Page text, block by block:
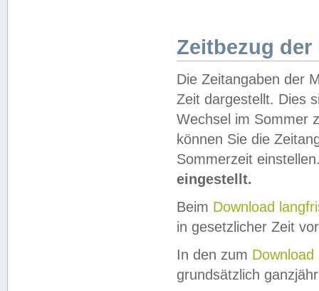
Zeitbezug der
Die Zeitangaben der
Zeit dargestellt. Dies
Wechsel im Sommer
können Sie die
Sommerzeit
eingestellt.
Beim Download
in gesetzlicher Zeit
In den zum Download
grundsätzlich